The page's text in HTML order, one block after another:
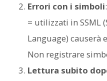
Errori con i simboli
= utilizzati in SSML
Language)
Non registrare
Lettura subito